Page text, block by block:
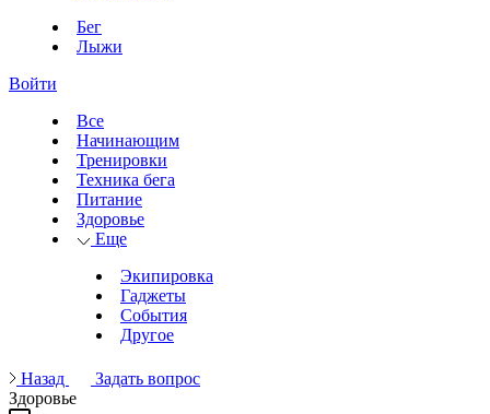
Бег
Лыжи
Войти
Все
Начинающим
Тренировки
Техника бега
Питание
Здоровье
Еще
Экипировка
Гаджеты
События
Другое
Назад
Задать вопрос
Здоровье